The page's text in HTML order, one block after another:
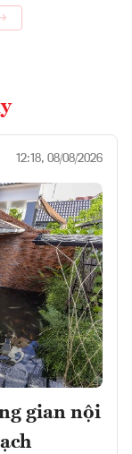
12:18, 08/08/2026
gian nội